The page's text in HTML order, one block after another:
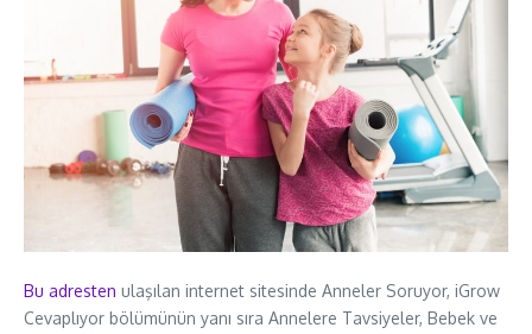
Bu adresten ulaşılan internet sitesinde Anneler Soruyor, iGrow
Cevaplıyor bölümünün yanı sıra Annelere Tavsiyeler, Bebek ve